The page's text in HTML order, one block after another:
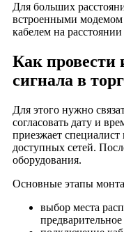
Родник
РОСТЭК
Рязанский
Рязанский проспект
Савёловский
Савеловский сити
Садовод
Сафа
Светофор
Для больших
встроенными
кабелем на
Как провести
сигнала в
Для этого нужно
согласовать дату и
приезжает специалист
доступных сетей.
оборудования.
Основные этапы
выбор места